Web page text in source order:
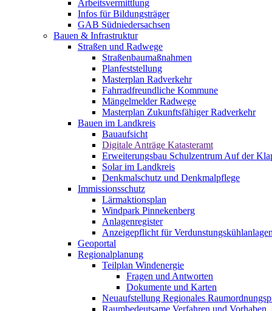
Arbeitsvermittlung
Infos für Bildungsträger
GAB Südniedersachsen
Bauen & Infrastruktur
Straßen und Radwege
Straßenbaumaßnahmen
Planfeststellung
Masterplan Radverkehr
Fahrradfreundliche Kommune
Mängelmelder Radwege
Masterplan Zukunftsfähiger Radverkehr
Bauen im Landkreis
Bauaufsicht
Digitale Anträge Katasteramt
Erweiterungsbau Schulzentrum Auf der
Solar im Landkreis
Denkmalschutz und Denkmalpflege
Immissionsschutz
Lärmaktionsplan
Windpark Pinnekenberg
Anlagenregister
Anzeigepflicht für
Geoportal
Regionalplanung
Teilplan Windenergie
Fragen und Antworten
Dokumente und Karten
Neuaufstellung Regionales
Raumbedeutsame Verfahren und Vorhaben